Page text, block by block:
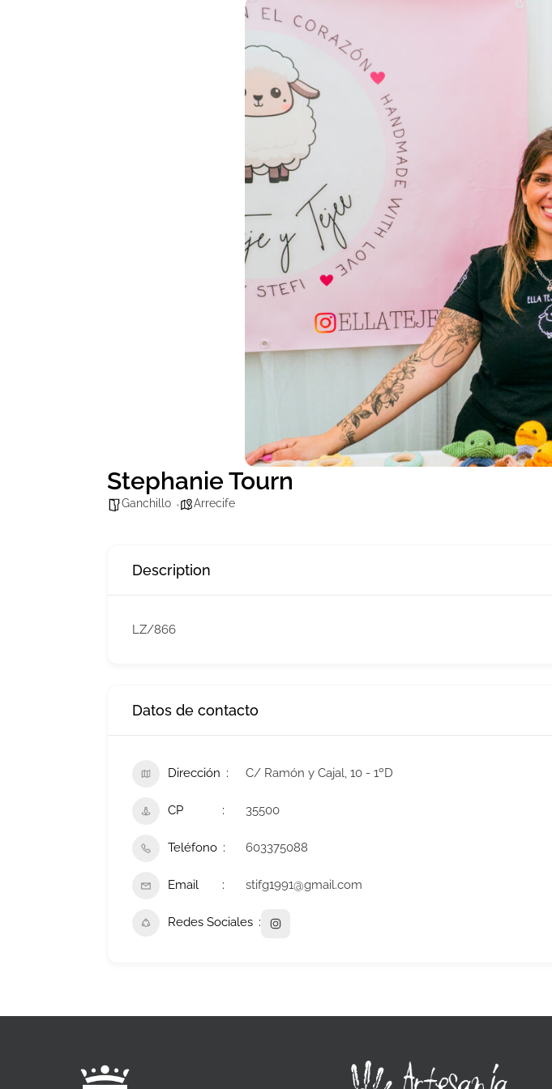
Stephanie Tourn
Ganchillo Arrecife
Description
LZ/866
Datos de contacto
Dirección C/ Ramón y Cajal, 10 - 1ºD
CP 35500
Teléfono 603375088
Email stifg1991@gmail.com
Redes Sociales